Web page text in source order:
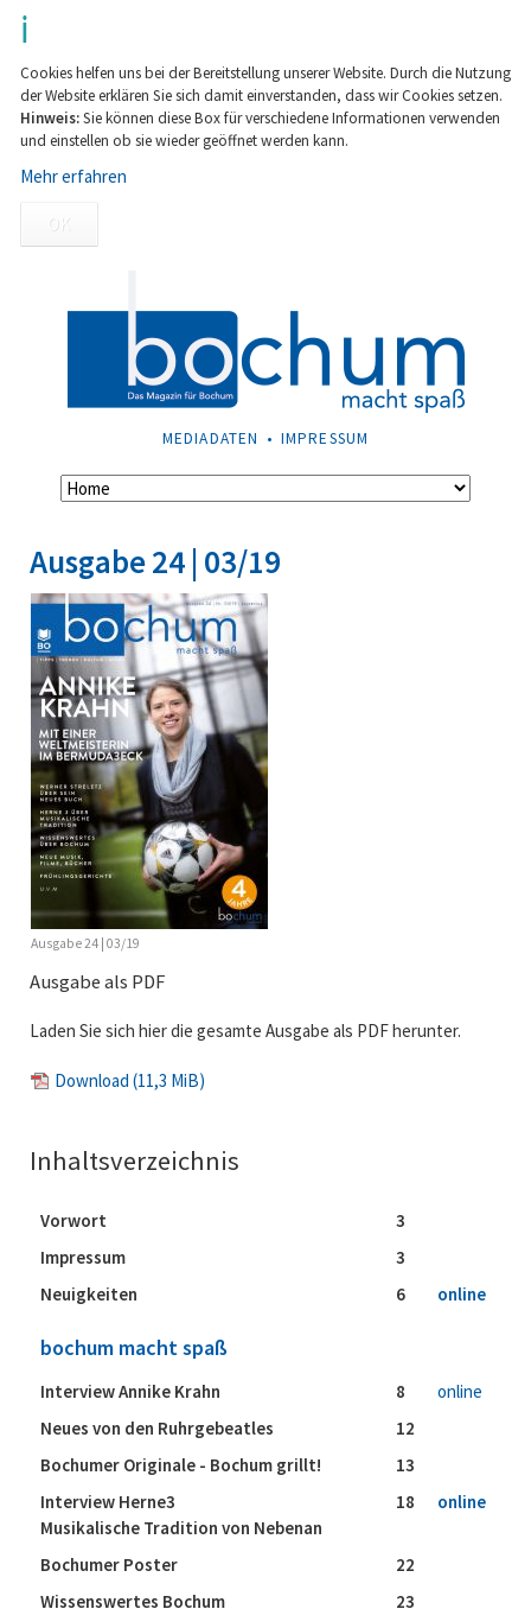
Cookies helfen uns bei der Bereitstellung unserer Website. Durch die Nutzung
der Website erklären Sie sich damit einverstanden, dass wir Cookies setzen.
Hinweis:Sie können diese Box für verschiedene Informationen verwenden
und einstellen ob sie wieder geöffnet werden kann.
Mehr erfahren
OK
NAVIGATION
MEDIADATEN IMPRESSUM
Navigation
Ausgabe 24 | 03/19
Ausgabe 24 | 03/19
Ausgabe als PDF
Laden Sie sich hier die gesamte Ausgabe als PDF herunter.
Download (11,3 MiB)
Inhaltsverzeichnis
Vorwort
3
Impressum
3
Neuigkeiten
6 online
bochum macht spaß
Interview Annike Krahn 8
online
Neues von den Ruhrgebeatles
12
Bochumer Originale - Bochum grillt!
13
Interview Herne3
Musikalische Tradition von Nebenan
18 online
Bochumer Poster
22
Wissenswertes Bochum
23